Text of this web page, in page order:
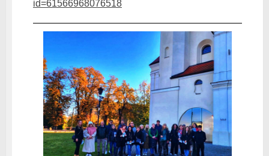
id=61566968076518